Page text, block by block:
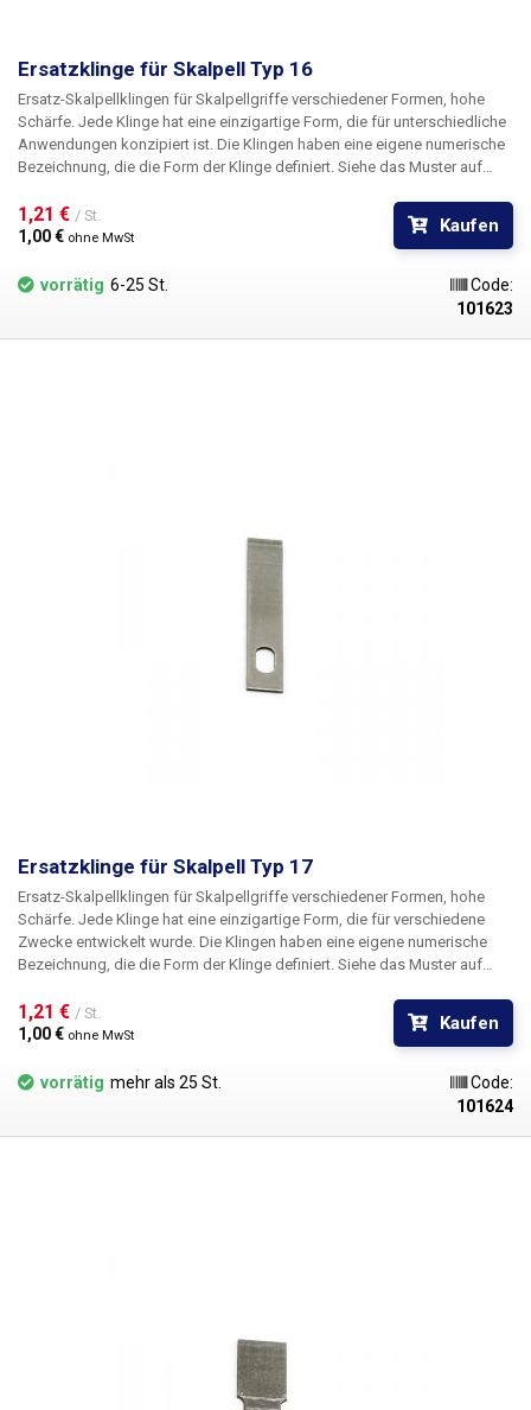
Ersatzklinge für Skalpell Typ 16
Ersatz-Skalpellklingen für Skalpellgriffe verschiedener Formen, hohe
Schärfe. Jede Klinge hat eine einzigartige Form, die für unterschiedliche
Anwendungen konzipiert ist. Die Klingen haben eine eigene numerische
Bezeichnung, die die Form der Klinge definiert. Siehe das Muster auf
Klingen sind nicht steril.
1,21 € / St.
1,00 € ohne MwSt
Kaufen
vorrätig 6-25 St.
Code:
101623
Ersatzklinge für Skalpell Typ 17
Ersatz-Skalpellklingen für Skalpellgriffe verschiedener Formen, hohe
Schärfe. Jede Klinge hat eine einzigartige Form, die für verschiedene
Zwecke entwickelt wurde. Die Klingen haben eine eigene numerische
Bezeichnung, die die Form der Klinge definiert. Siehe das Muster auf
Klingen sind nicht steril.
1,21 € / St.
1,00 € ohne MwSt
Kaufen
vorrätig mehr als 25 St.
Code:
101624